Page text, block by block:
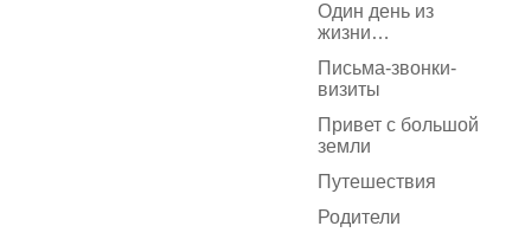
Один день из
жизни…
Письма-звонки-
визиты
Привет с большой
земли
Путешествия
Родители